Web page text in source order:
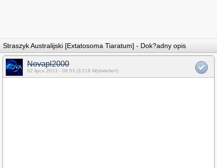
Straszyk Australijski [Extatosoma Tiaratum] - Dok?adny opis
Novapl2000
02 lipca 2013 - 08:53 (3 219 Wyświetleń)